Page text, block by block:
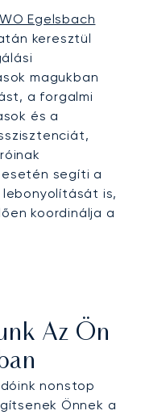
Egelsbach
keresztül
magukban
a forgalmi
és a
segíti a
is,
koordinálja a
Az Ön
nonstop
Önnek a